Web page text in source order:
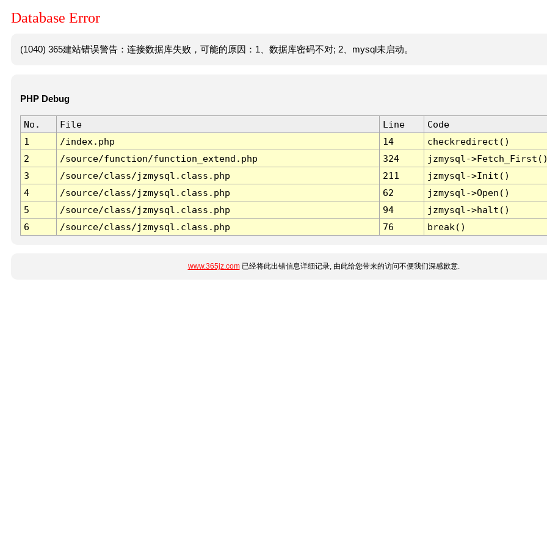
Database Error
(1040) 365建站错误警告：连接数据库失败，可能的原因：1、数据库密码不对; 2、mysql未启动。
PHP Debug
No. File Line
Code
1
/index.php 14
checkredirect()
2
/source/function/function_extend.php 324
jzmysql-
3
/source/class/jzmysql.class.php 211
jzmysql->Init()
4
/source/class/jzmysql.class.php 62
jzmysql->Open()
5
/source/class/jzmysql.class.php 94
jzmysql->halt()
6
/source/class/jzmysql.class.php 76 break()
www.365jz.com已经将此出错信息详细记录, 由此给您带来的访问不便我们深感歉意.